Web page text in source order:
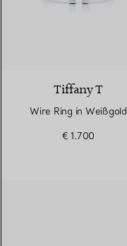
Tiffany T
Wire Ring in Weißgold
€ 1.700